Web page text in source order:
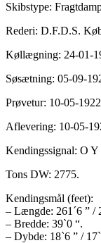
Skibstype:
Rederi: D.F.D.S.
Køllægning: 24-01-
Søsætning: 05-09-
Prøvetur: 10-05-1922
Aflevering: 10-05-
Kendingssignal: O
Tons DW: 2775.
Kendingsmål (feet):
– Længde: 261´6 ” /
– Bredde: 39`0 “.
– Dybde: 18`6 ” /